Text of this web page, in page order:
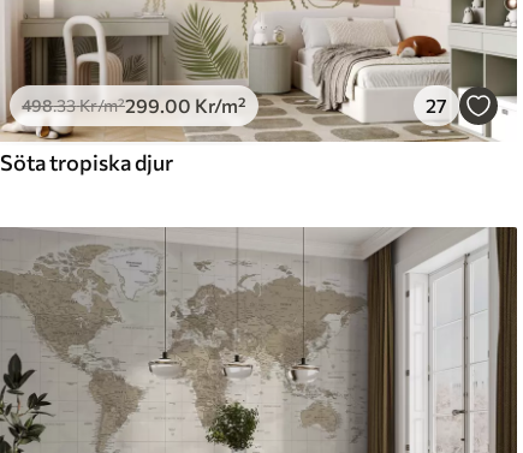
498.33Kr/m²299.00 Kr/m² 27
Söta tropiska djur